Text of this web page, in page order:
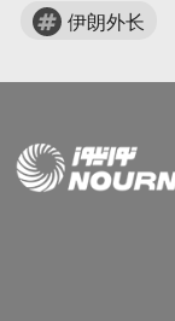
伊朗外长